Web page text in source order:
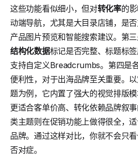
这些功能看似细小，但对转化率的
动端导航，尤其是大目录店铺，是否
产品图片预览和智能搜索建议。第
结构化数据标记是否完整、标题标
支持自定义Breadcrumbs。第四是
便利性，对于出海品牌至关重要。
题为例，它内置了强大的视觉排版模
更适合客单价高、转化依赖品牌叙
类主题则在促销功能上做得很全，
品牌。通过这样对比，你就不会只
否对症。